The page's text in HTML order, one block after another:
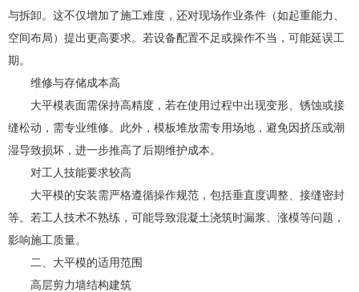
与拆卸。这不仅增加了施工难度，还对现场作业条件（如起重能力、
空间布局）提出更高要求。若设备配置不足或操作不当，可能延误工
期。
维修与存储成本高
大平模表面需保持高精度，若在使用过程中出现变形、锈蚀或接
缝松动，需专业维修。此外，模板堆放需专用场地，避免因挤压或潮
湿导致损坏，进一步推高了后期维护成本。
对工人技能要求较高
大平模的安装需严格遵循操作规范，包括垂直度调整、接缝密封
等。若工人技术不熟练，可能导致混凝土浇筑时漏浆、涨模等问题，
影响施工质量。
二、大平模的适用范围
高层剪力墙结构建筑